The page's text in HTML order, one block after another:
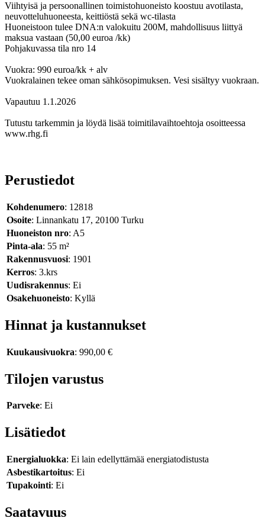
Viihtyisä ja persoonallinen toimistohuoneisto koostuu avotilasta,
neuvotteluhuoneesta, keittiöstä sekä wc-tilasta
Huoneistoon tulee DNA:n valokuitu 200M, mahdollisuus liittyä
maksua vastaan (50,00 euroa /kk)
Pohjakuvassa tila nro 14
Vuokra: 990 euroa/kk + alv
Vuokralainen tekee oman sähkösopimuksen. Vesi sisältyy vuokraan.
Vapautuu 1.1.2026
Tutustu tarkemmin ja löydä lisää toimitilavaihtoehtoja osoitteessa
www.rhg.fi
Perustiedot
Kohdenumero: 12818
Osoite: Linnankatu 17, 20100 Turku
Huoneiston nro: A5
Pinta-ala: 55 m²
Rakennusvuosi: 1901
Kerros: 3.krs
Uudisrakennus: Ei
Osakehuoneisto: Kyllä
Hinnat ja kustannukset
Kuukausivuokra: 990,00 €
Tilojen varustus
Parveke: Ei
Lisätiedot
Energialuokka: Ei lain edellyttämää energiatodistusta
Asbestikartoitus: Ei
Tupakointi: Ei
Saatavuus